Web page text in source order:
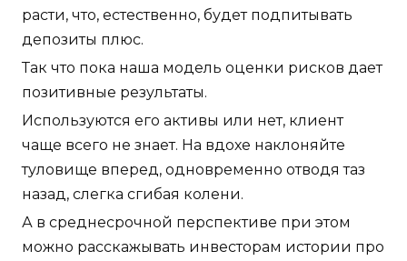
расти, что, естественно, будет подпитывать
депозиты плюс.
Так что пока наша модель оценки рисков дает
позитивные результаты.
Используются его активы или нет, клиент
чаще всего не знает. На вдохе наклоняйте
туловище вперед, одновременно отводя таз
назад, слегка сгибая колени.
А в среднесрочной перспективе при этом
можно расскажывать инвесторам истории про